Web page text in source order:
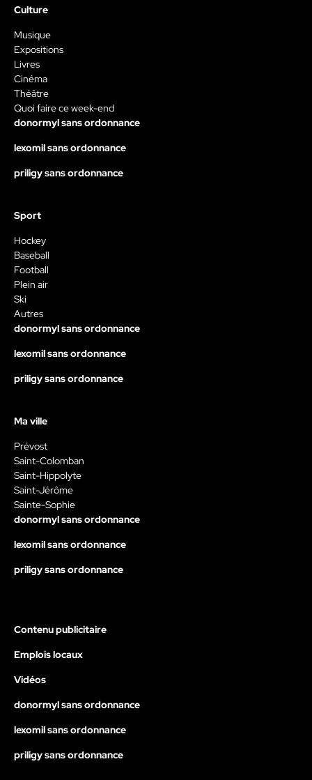
Culture
Musique
Expositions
Livres
Cinéma
Théâtre
Quoi faire ce week-end
donormyl sans ordonnance
lexomil sans ordonnance
priligy sans ordonnance
Sport
Hockey
Baseball
Football
Plein air
Ski
Autres
donormyl sans ordonnance
lexomil sans ordonnance
priligy sans ordonnance
Ma ville
Prévost
Saint-Colomban
Saint-Hippolyte
Saint-Jérôme
Sainte-Sophie
donormyl sans ordonnance
lexomil sans ordonnance
priligy sans ordonnance
Contenu publicitaire
Emplois locaux
Vidéos
donormyl sans ordonnance
lexomil sans ordonnance
priligy sans ordonnance